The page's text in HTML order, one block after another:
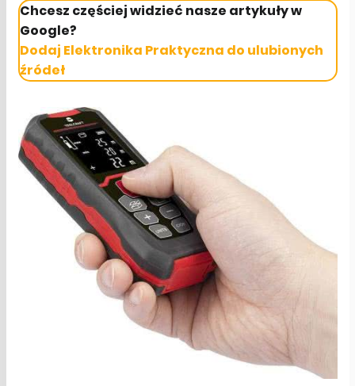
Chcesz częściej widzieć nasze artykuły w
Google?
Dodaj Elektronika Praktyczna do ulubionych
źródeł